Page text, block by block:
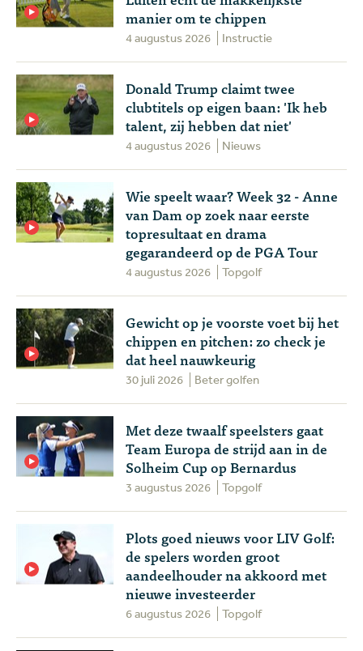
manier om te chippen
4 augustus 2026 Instructie
Donald Trump claimt twee
clubtitels op eigen baan: 'Ik heb
talent, zij hebben dat niet'
4 augustus 2026 Nieuws
Wie speelt waar? Week 32 - Anne
van Dam op zoek naar eerste
topresultaat en drama
gegarandeerd op de PGA Tour
4 augustus 2026 Topgolf
Gewicht op je voorste voet bij het
chippen en pitchen: zo check je
dat heel nauwkeurig
30 juli 2026 Beter golfen
Met deze twaalf speelsters gaat
Team Europa de strijd aan in de
Solheim Cup op Bernardus
3 augustus 2026 Topgolf
Plots goed nieuws voor LIV Golf:
de spelers worden groot
aandeelhouder na akkoord met
nieuwe investeerder
6 augustus 2026 Topgolf